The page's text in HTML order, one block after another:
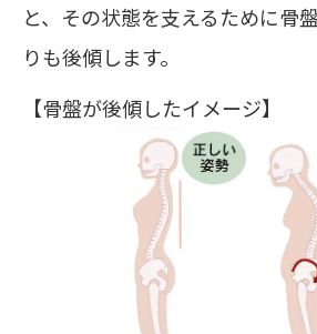
と、その状態を支えるために骨
りも後傾します。
【骨盤が後傾したイメージ】